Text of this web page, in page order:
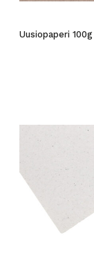
Uusiopaperi